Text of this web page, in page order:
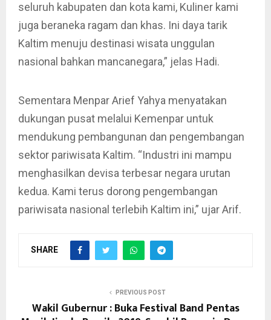
seluruh kabupaten dan kota kami, Kuliner kami
juga beraneka ragam dan khas. Ini daya tarik
Kaltim menuju destinasi wisata unggulan
nasional bahkan mancanegara,” jelas Hadi.
Sementara Menpar Arief Yahya menyatakan
dukungan pusat melalui Kemenpar untuk
mendukung pembangunan dan pengembangan
sektor pariwisata Kaltim. “Industri ini mampu
menghasilkan devisa terbesar negara urutan
kedua. Kami terus dorong pengembangan
pariwisata nasional terlebih Kaltim ini,” ujar Arif.
SHARE
PREVIOUS POST
Wakil Gubernur : Buka Festival Band Pentas